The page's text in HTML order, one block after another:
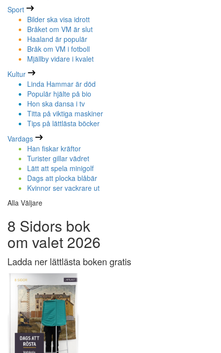
Sport
Bilder ska visa idrott
Bråket om VM är slut
Haaland är populär
Bråk om VM i fotboll
Mjällby vidare i kvalet
Kultur
Linda Hammar är död
Populär hjälte på bio
Hon ska dansa i tv
Titta på viktiga maskiner
Tips på lättlästa böcker
Vardags
Han fiskar kräftor
Turister gillar vädret
Lätt att spela minigolf
Dags att plocka blåbär
Kvinnor ser vackrare ut
Alla Väljare
8 Sidors bok
om valet 2026
Ladda ner lättlästa boken gratis